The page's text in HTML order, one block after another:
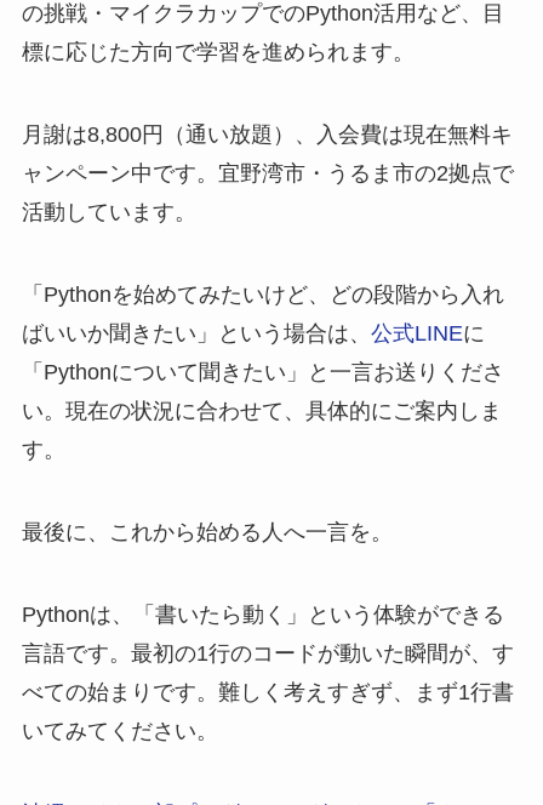
の挑戦・マイクラカップでのPython活用など、目
標に応じた方向で学習を進められます。
月謝は8,800円（通い放題）、入会費は現在無料キ
ャンペーン中です。宜野湾市・うるま市の2拠点で
活動しています。
「Pythonを始めてみたいけど、どの段階から入れ
ばいいか聞きたい」という場合は、 公式LINEに
「Pythonについて聞きたい」と一言お送りくださ
い。現在の状況に合わせて、具体的にご案内しま
す。
最後に、これから始める人へ一言を。
Pythonは、「書いたら動く」という体験ができる
言語です。最初の1行のコードが動いた瞬間が、す
べての始まりです。難しく考えすぎず、まず1行書
いてみてください。